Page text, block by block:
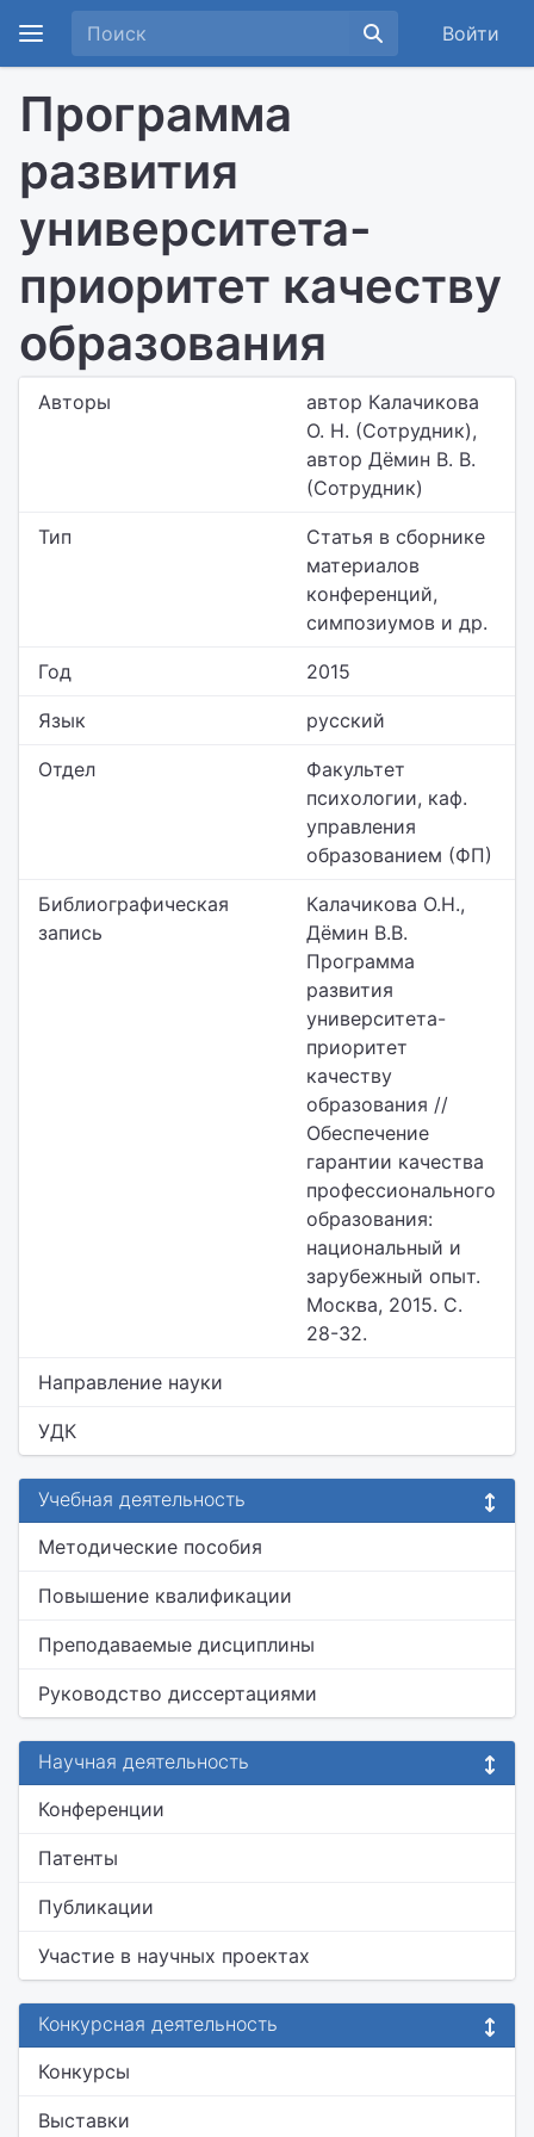
Войти
Программа
развития
университета-
приоритет качеству
образования
Авторы
автор Калачикова
О. Н. (Сотрудник),
автор Дёмин В. В.
(Сотрудник)
Тип
Статья в сборнике
материалов
конференций,
симпозиумов и др.
Год 2015
Язык русский
Отдел
Факультет
психологии, каф.
управления
образованием (ФП)
Библиографическая
запись
Калачикова О.Н.,
Дёмин В.В.
Программа
развития
университета-
приоритет
качеству
образования //
Обеспечение
гарантии качества
профессионального
образования:
национальный и
зарубежный опыт.
Москва, 2015. С.
28-32.
Направление науки
УДК
Учебная деятельность
Методические пособия
Повышение квалификации
Преподаваемые дисциплины
Руководство диссертациями
Научная деятельность
Конференции
Патенты
Публикации
Участие в научных проектах
Конкурсная деятельность
Конкурсы
Выставки